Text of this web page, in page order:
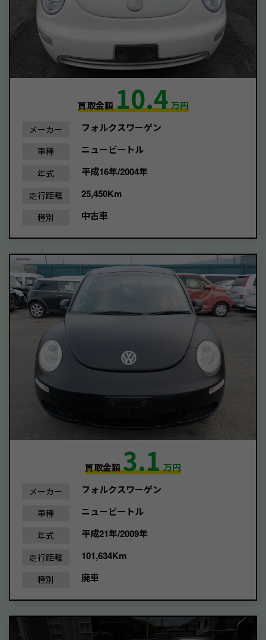
買取金額10.4万円
メーカー フォルクスワーゲン
車種 ニュービートル
年式 平成16年/2004年
走行距離 25,450Km
種別 中古車
買取金額3.1万円
メーカー フォルクスワーゲン
車種 ニュービートル
年式 平成21年/2009年
走行距離 101,634Km
種別 廃車